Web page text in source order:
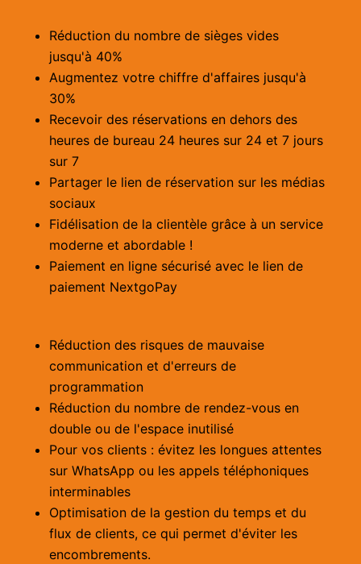
Réduction du nombre de sièges vides
jusqu'à 40%
Augmentez votre chiffre d'affaires jusqu'à
30%
Recevoir des réservations en dehors des
heures de bureau 24 heures sur 24 et 7 jours
sur 7
Partager le lien de réservation sur les médias
sociaux
Fidélisation de la clientèle grâce à un service
moderne et abordable !
Paiement en ligne sécurisé avec le lien de
paiement NextgoPay
Réduction des risques de mauvaise
communication et d'erreurs de
programmation
Réduction du nombre de rendez-vous en
double ou de l'espace inutilisé
Pour vos clients : évitez les longues attentes
sur WhatsApp ou les appels téléphoniques
interminables
Optimisation de la gestion du temps et du
flux de clients, ce qui permet d'éviter les
encombrements.